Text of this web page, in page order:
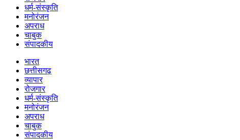
धर्म-संस्कृति
मनोरंजन
अपराध
चाबुक
संपादकीय
भारत
छत्तीसगढ़
व्यापार
रोजगार
धर्म-संस्कृति
मनोरंजन
अपराध
चाबुक
संपादकीय